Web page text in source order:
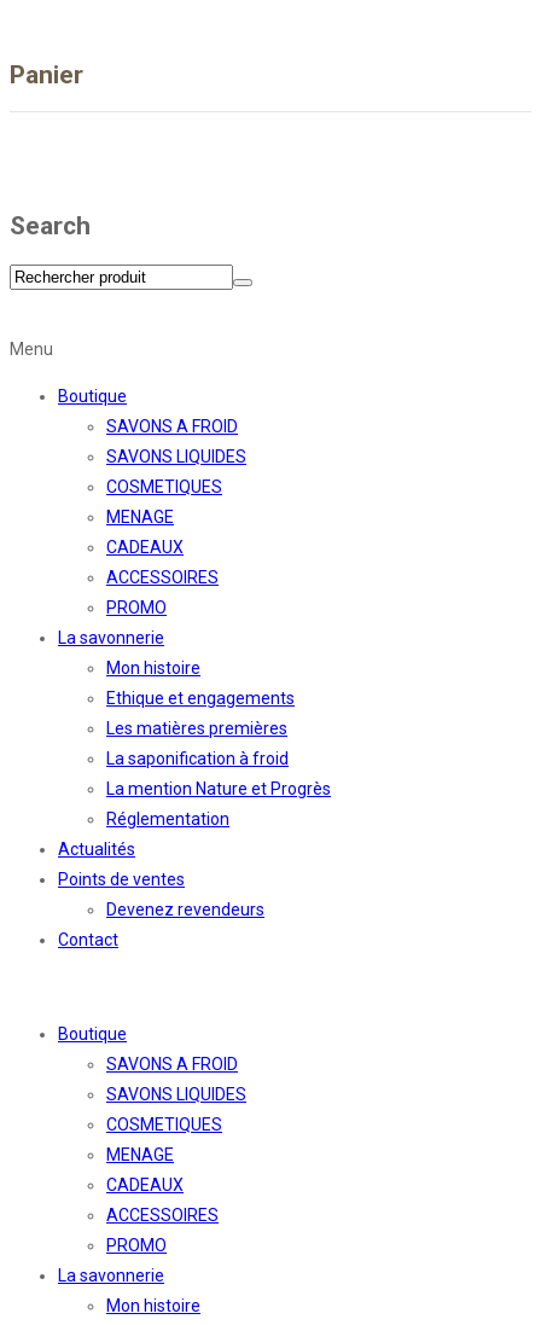
Panier
Search
Menu
Boutique
SAVONS A FROID
SAVONS LIQUIDES
COSMETIQUES
MENAGE
CADEAUX
ACCESSOIRES
PROMO
La savonnerie
Mon histoire
Ethique et engagements
Les matières premières
La saponification à froid
La mention Nature et Progrès
Réglementation
Actualités
Points de ventes
Devenez revendeurs
Contact
Boutique
SAVONS A FROID
SAVONS LIQUIDES
COSMETIQUES
MENAGE
CADEAUX
ACCESSOIRES
PROMO
La savonnerie
Mon histoire